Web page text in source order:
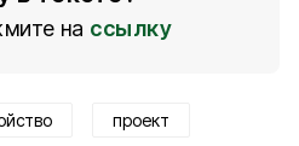
на ссылку
проект